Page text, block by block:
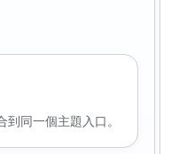
同一個主題入口。